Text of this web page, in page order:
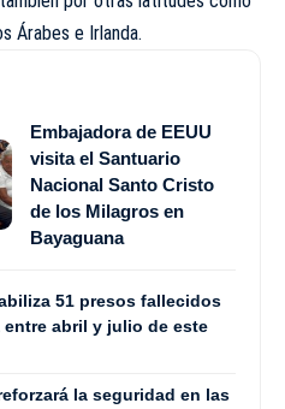
Árabes e Irlanda.
Embajadora de EEUU
visita el Santuario
Nacional Santo Cristo
de los Milagros en
Bayaguana
51 presos fallecidos
entre abril y julio de este
la seguridad en las